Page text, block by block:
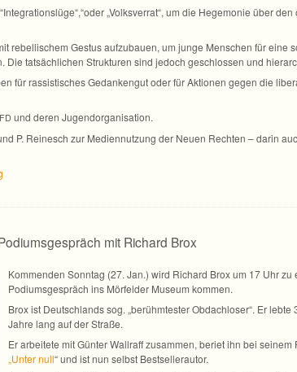
„Volks­ver­rat“, um die Hege­mo­nie über
rebel­li­schem Ges­tus auf­zu­bauen, um junge Men­schen für eine
Die tat­säch­li­chen Struk­tu­ren sind jedoch geschlos­sen und
für ras­sis­ti­sches Gedan­ken­gut oder für Aktio­nen gegen die
und deren Jugendorganisation.
P. Rei­nesch zur Medi­en­nut­zung der Neuen Rech­ten – darin
mit Richard Brox
Kom­men­den Sonn­tag (27. Jan.) wird Richard Brox um 17 Uhr zu
Podi­ums­ge­spräch ins Mör­fel­der Museum kommen.
Brox ist Deutsch­lands sog. „berühm­tes­ter Obdach­lo­ser“. Er lebte
Jahre lang auf der Straße.
Er arbei­tete mit Gün­ter Wall­raff zusam­men, beriet ihn bei sei­nem
„Unter null“ und ist nun selbst Bestsellerautor.